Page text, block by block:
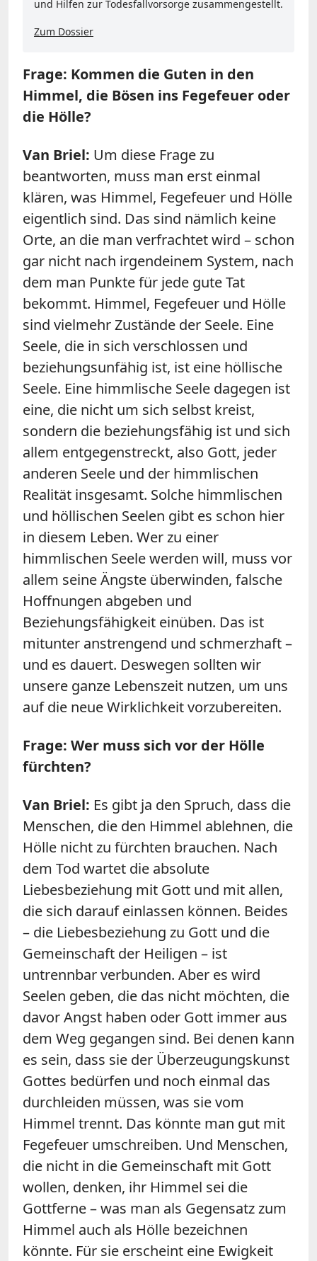
und Hilfen zur Todesfallvorsorge zusammengestellt.
Zum Dossier
Frage: Kommen die Guten in den
Himmel, die Bösen ins Fegefeuer oder
die Hölle?
Van Briel: Um diese Frage zu
beantworten, muss man erst einmal
klären, was Himmel, Fegefeuer und Hölle
eigentlich sind. Das sind nämlich keine
Orte, an die man verfrachtet wird – schon
gar nicht nach irgendeinem System, nach
dem man Punkte für jede gute Tat
bekommt. Himmel, Fegefeuer und Hölle
sind vielmehr Zustände der Seele. Eine
Seele, die in sich verschlossen und
beziehungsunfähig ist, ist eine höllische
Seele. Eine himmlische Seele dagegen ist
eine, die nicht um sich selbst kreist,
sondern die beziehungsfähig ist und sich
allem entgegenstreckt, also Gott, jeder
anderen Seele und der himmlischen
Realität insgesamt. Solche himmlischen
und höllischen Seelen gibt es schon hier
in diesem Leben. Wer zu einer
himmlischen Seele werden will, muss vor
allem seine Ängste überwinden, falsche
Hoffnungen abgeben und
Beziehungsfähigkeit einüben. Das ist
mitunter anstrengend und schmerzhaft –
und es dauert. Deswegen sollten wir
unsere ganze Lebenszeit nutzen, um uns
auf die neue Wirklichkeit vorzubereiten.
Frage: Wer muss sich vor der Hölle
fürchten?
Van Briel: Es gibt ja den Spruch, dass die
Menschen, die den Himmel ablehnen, die
Hölle nicht zu fürchten brauchen. Nach
dem Tod wartet die absolute
Liebesbeziehung mit Gott und mit allen,
die sich darauf einlassen können. Beides
– die Liebesbeziehung zu Gott und die
Gemeinschaft der Heiligen – ist
untrennbar verbunden. Aber es wird
Seelen geben, die das nicht möchten, die
davor Angst haben oder Gott immer aus
dem Weg gegangen sind. Bei denen kann
es sein, dass sie der Überzeugungskunst
Gottes bedürfen und noch einmal das
durchleiden müssen, was sie vom
Himmel trennt. Das könnte man gut mit
Fegefeuer umschreiben. Und Menschen,
die nicht in die Gemeinschaft mit Gott
wollen, denken, ihr Himmel sei die
Gottferne – was man als Gegensatz zum
Himmel auch als Hölle bezeichnen
könnte. Für sie erscheint eine Ewigkeit